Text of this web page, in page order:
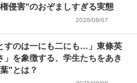
侵害”のおぞましすぎる実態
2026/08/07
すのは一にも二にも…」東條英
」を象徴する、学生たちをあき
”とは？